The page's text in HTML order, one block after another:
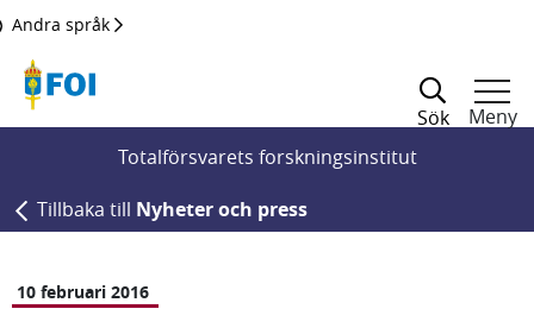
Till innehållet
Andra språk
Sök
Meny
Totalförsvarets forskningsinstitut
Tillbaka till Nyheter och press
10 februari 2016